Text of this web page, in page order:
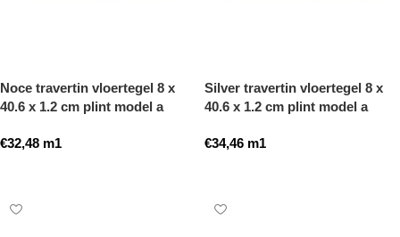
Noce travertin vloertegel 8 x
40.6 x 1.2 cm plint model a
€32,48 m1
Silver travertin vloertegel 8 x
40.6 x 1.2 cm plint model a
€34,46 m1